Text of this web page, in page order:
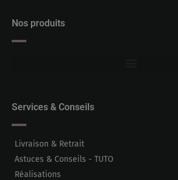
Nos produits
Services & Conseils
Livraison & Retrait
Astuces & Conseils - TUTO
Réalisations